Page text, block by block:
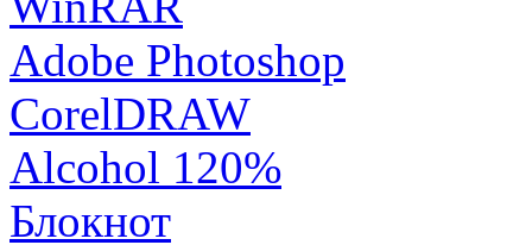
Adobe Photoshop
CorelDRAW
Alcohol 120%
Блокнот